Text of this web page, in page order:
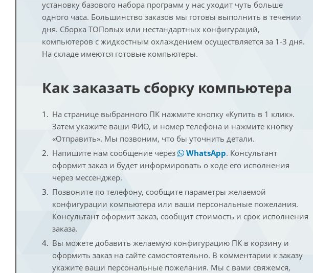
установку базового набора программ у нас уходит чуть больше
одного часа. Большинство заказов мы готовы выполнить в течении
дня. Сборка ТОПовых или нестандартных конфигураций,
компьютеров с жидкостным охлаждением осуществляется за 1-3 дня.
На складе имеются готовые компьютеры.
Как заказать сборку компьютера
На странице выбранного ПК нажмите кнопку «Купить в 1 клик».
Затем укажите ваши ФИО, и номер телефона и нажмите кнопку
«Отправить». Мы позвоним, что бы уточнить детали.
Напишите нам сообщение через
WhatsApp. Консультант
оформит заказ и будет информировать о ходе его исполнения
через мессенджер.
Позвоните по телефону, сообщите параметры желаемой
конфигурации компьютера или ваши персональные пожелания.
Консультант оформит заказ, сообщит стоимость и срок исполнения
заказа.
Вы можете добавить желаемую конфигурацию ПК в корзину и
оформить заказ на сайте самостоятельно. В комментарии к заказу
укажите ваши персональные пожелания. Мы с вами свяжемся,